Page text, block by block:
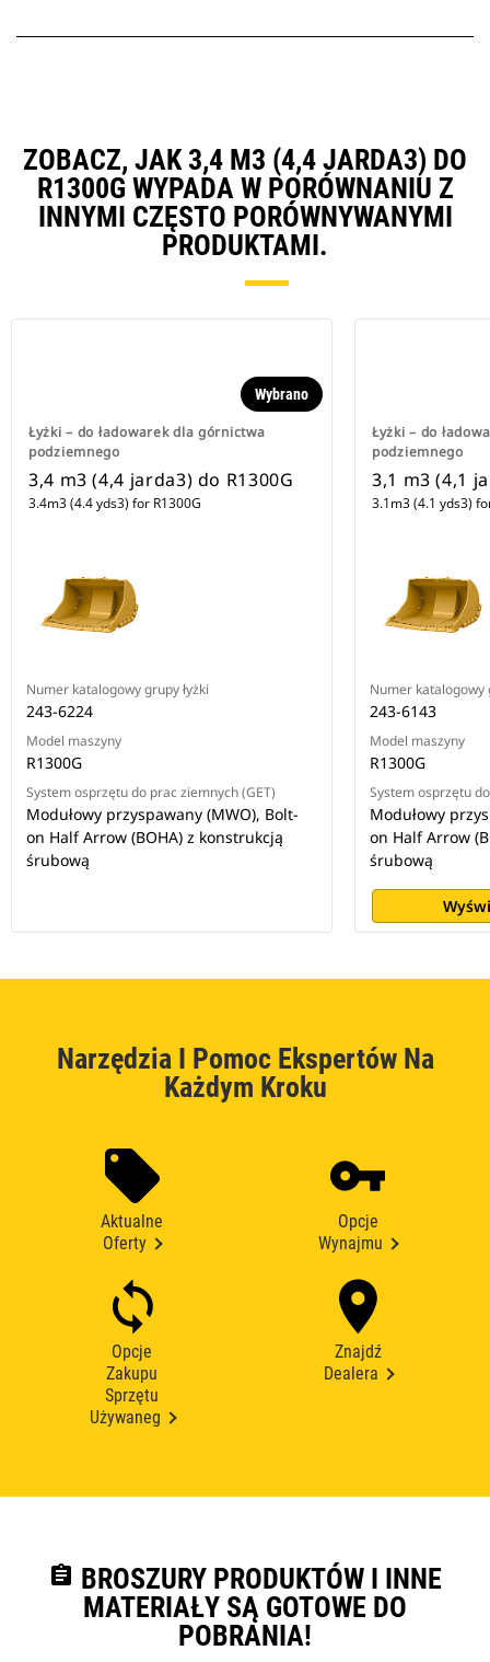
ZOBACZ, JAK 3,4 M3 (4,4 JARDA3) DO
R1300G WYPADA W PORÓWNANIU Z
INNYMI CZĘSTO PORÓWNYWANYMI
PRODUKTAMI.
Łyżki – do ładowarek dla górnictwa
podziemnego
Wybrano
3,4 m3 (4,4 jarda3) do R1300G
3.4m3 (4.4 yds3) for R1300G
Numer katalogowy grupy łyżki
243-6224
Model maszyny
R1300G
System osprzętu do prac ziemnych (GET)
Modułowy przyspawany (MWO), Bolt-
on Half Arrow (BOHA) z konstrukcją
śrubową
Łyżki – do
podziemnego
3,1 m3 (4,1
3.1m3 (4.1 yds3)
Numer katalogowy
243-6143
Model maszyny
R1300G
System osprzętu
Modułowy
on Half Arrow
śrubową
Narzędzia I Pomoc Ekspertów Na
Każdym Kroku
Aktualne
Oferty
Opcje
Wynajmu
Opcje
Zakupu
Sprzętu
Używaneg
Znajdź
Dealera
assignment BROSZURY PRODUKTÓW I INNE
MATERIAŁY SĄ GOTOWE DO
POBRANIA!